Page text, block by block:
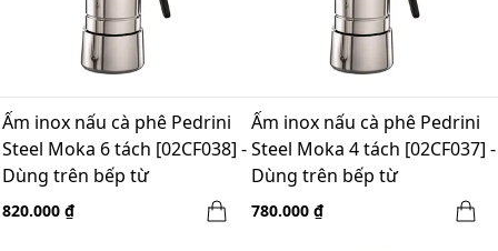
Ấm inox nấu cà phê Pedrini
Steel Moka 6 tách [02CF038] -
Dùng trên bếp từ
820.000 ₫
Ấm inox nấu cà phê Pedrini
Steel Moka 4 tách [02CF037] -
Dùng trên bếp từ
780.000 ₫